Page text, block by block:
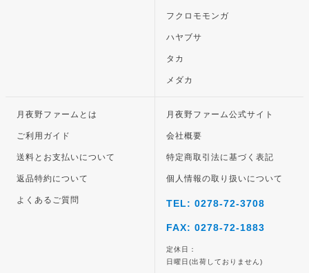
フクロモモンガ
ハヤブサ
タカ
メダカ
月夜野ファームとは
ご利用ガイド
送料とお支払いについて
返品特約について
よくあるご質問
月夜野ファーム公式サイト
会社概要
特定商取引法に基づく表記
個人情報の取り扱いについて
TEL: 0278-72-3708
FAX: 0278-72-1883
定休日：
日曜日(出荷しておりません)